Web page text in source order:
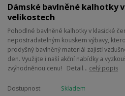
Dámské bavlněné kalhotky
velikostech
Pohodlné bavlněné kalhotky v klasické
nepostradatelným kouskem výbavy,
prodyšný bavlněný materiál zajistí
den. Využijte i naší akční nabídky a
zvýhodněnou cenu! Detail... celý popis
Dostupnost
Skladem